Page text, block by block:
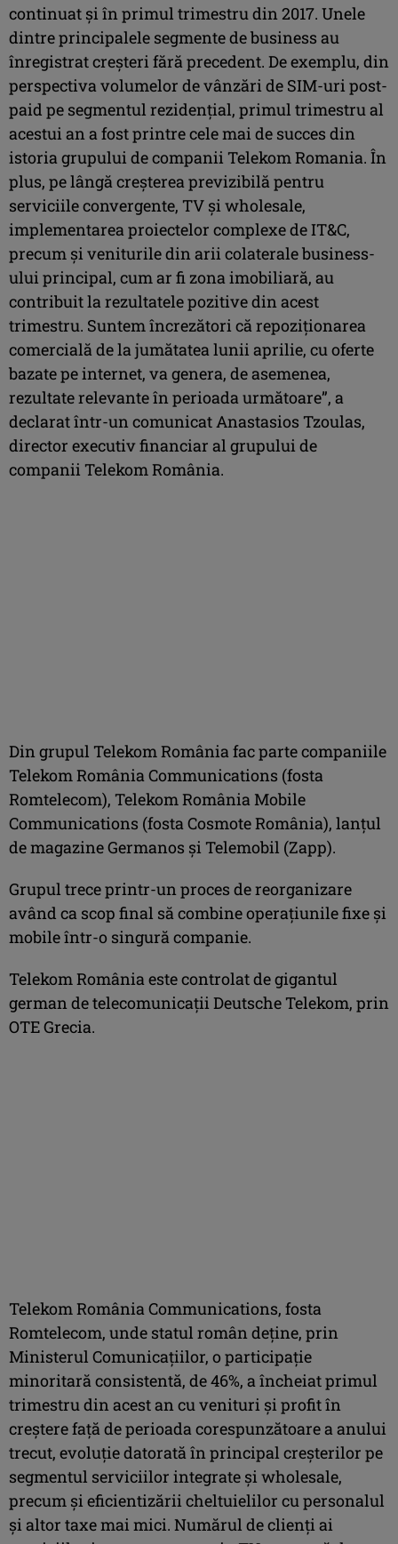
continuat şi în primul trimestru din 2017. Unele
dintre principalele segmente de business au
înregistrat creşteri fără precedent. De exemplu, din
perspectiva volumelor de vânzări de SIM-uri post-
paid pe segmentul rezidenţial, primul trimestru al
acestui an a fost printre cele mai de succes din
istoria grupului de companii Telekom Romania. În
plus, pe lângă creșterea previzibilă pentru
serviciile convergente, TV şi wholesale,
implementarea proiectelor complexe de IT&C,
precum și veniturile din arii colaterale business-
ului principal, cum ar fi zona imobiliară, au
contribuit la rezultatele pozitive din acest
trimestru. Suntem încrezători că repoziționarea
comercială de la jumătatea lunii aprilie, cu oferte
bazate pe internet, va genera, de asemenea,
rezultate relevante în perioada următoare”, a
declarat într-un comunicat Anastasios Tzoulas,
director executiv financiar al grupului de
companii Telekom România.
Din grupul Telekom România fac parte companiile
Telekom România Communications (fosta
Romtelecom), Telekom România Mobile
Communications (fosta Cosmote România), lanţul
de magazine Germanos şi Telemobil (Zapp).
Grupul trece printr-un proces de reorganizare
având ca scop final să combine operaţiunile fixe şi
mobile într-o singură companie.
Telekom România este controlat de gigantul
german de telecomunicaţii Deutsche Telekom, prin
OTE Grecia.
Telekom România Communications, fosta
Romtelecom, unde statul român deţine, prin
Ministerul Comunicaţiilor, o participaţie
minoritară consistentă, de 46%, a încheiat primul
trimestru din acest an cu venituri şi profit în
creştere faţă de perioada corespunzătoare a anului
trecut, evoluţie datorată în principal creșterilor pe
segmentul serviciilor integrate și wholesale,
precum și eficientizării cheltuielilor cu personalul
şi altor taxe mai mici. Numărul de clienți ai